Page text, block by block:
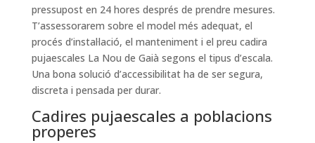
pressupost en 24 hores després de prendre mesures.
T’assessorarem sobre el model més adequat, el
procés d’instal·lació, el manteniment i el preu cadira
pujaescales La Nou de Gaià segons el tipus d’escala.
Una bona solució d’accessibilitat ha de ser segura,
discreta i pensada per durar.
Cadires pujaescales a poblacions
properes